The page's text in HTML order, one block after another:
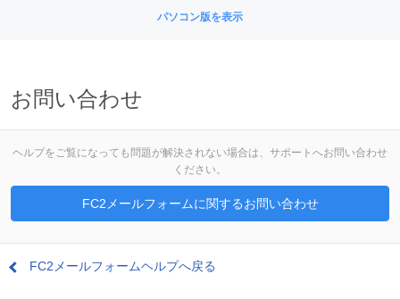
パソコン版を表示
お問い合わせ
ヘルプをご覧になっても問題が解決されない場合は、サポートへお問い合わせ
ください。
FC2メールフォームに関するお問い合わせ
FC2メールフォームヘルプへ戻る